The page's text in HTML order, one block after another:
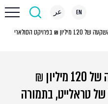
EN عر
ייצוג חברת מגדל בהשקעה של 120 מיליון ₪ בפרויקט הסולארי
ייצוג חברת מגדל בהשקעה של 120 מיליון ₪
בפרויקט הסולארי תענך 2 של טראלייט, בתמורה